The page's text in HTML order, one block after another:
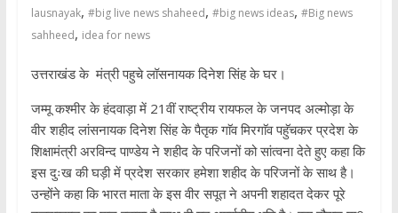
lausnayak, #big live news shaheed, #big news ideas, #Big news
sahheed, idea for news
उत्तराखंड के मंत्री पहुचे लॉसनायक दिनेश सिंह के घर।
जम्मू कश्मीर के हंदवाड़ा में 21वीं राष्ट्रीय रायफल के जनपद अल्मोड़ा के
वीर शहीद लांसनायक दिनेश सिंह के पैतृक गाॅव मिरगाॅव पहुॅचकर प्रदेश के
शिक्षामंत्री अरविन्द पाण्डेय ने शहीद के परिजनों को सांत्वना देते हुए कहा कि
इस दुःख की घड़ी में प्रदेश सरकार हमेशा शहीद के परिजनों के साथ है।
उन्होंने कहा कि भारत माता के इस वीर सपूत ने अपनी शहादत देकर पूरे